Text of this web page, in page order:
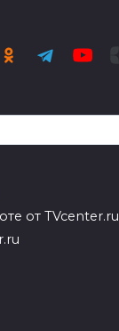
от TVcenter.ru